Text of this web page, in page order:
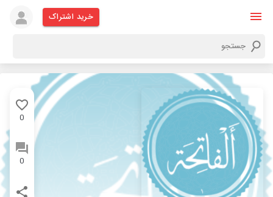
خرید اشتراک
0
0